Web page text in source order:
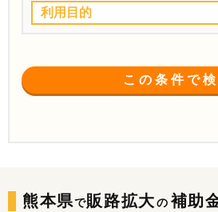
利用目的
この条件で
熊本県で販路拡大 の 補助